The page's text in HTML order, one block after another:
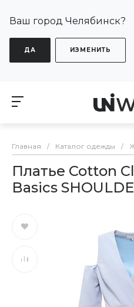
Ваш город Челябинск?
ДА ИЗМЕНИТЬ
Главная / Каталог одежды /
Платье Cotton
Basics